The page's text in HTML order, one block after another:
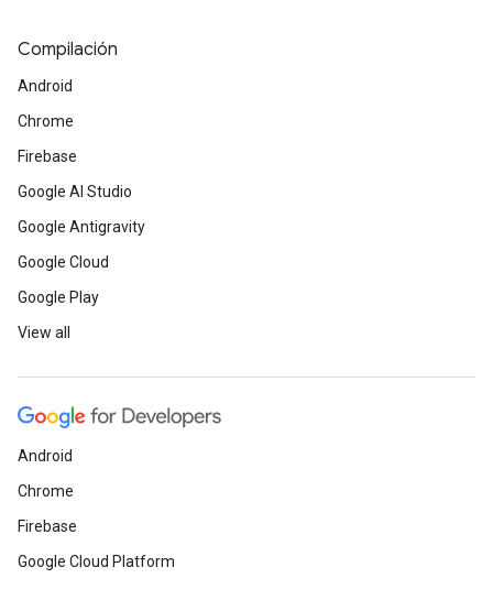
Compilación
Android
Chrome
Firebase
Google AI Studio
Google Antigravity
Google Cloud
Google Play
View all
Android
Chrome
Firebase
Google Cloud Platform